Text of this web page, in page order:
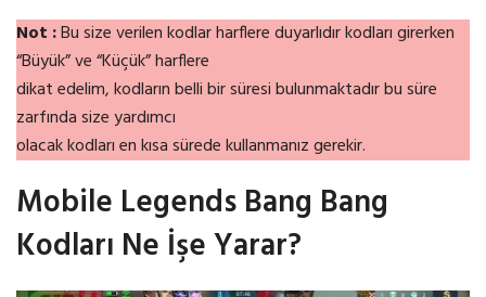
Not :Bu size verilen kodlar harflere duyarlıdır kodları girerken
“Büyük” ve “Küçük” harflere
dikat edelim, kodların belli bir süresi bulunmaktadır bu süre
zarfında size yardımcı
olacak kodları en kısa sürede kullanmanız gerekir.
Mobile Legends Bang Bang
Kodları Ne İşe Yarar?